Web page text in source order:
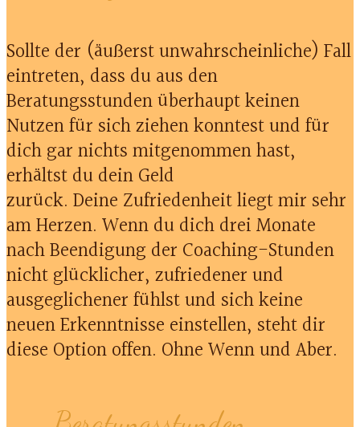
Sollte der (äußerst unwahrscheinliche) Fall
eintreten, dass du aus den
Beratungsstunden überhaupt keinen
Nutzen für sich ziehen konntest und für
dich gar nichts mitgenommen hast,
erhältst du dein Geld
zurück. Deine Zufriedenheit liegt mir sehr
am Herzen. Wenn du dich drei Monate
nach Beendigung der Coaching-Stunden
nicht glücklicher, zufriedener und
ausgeglichener fühlst und sich keine
neuen Erkenntnisse einstellen, steht dir
diese Option offen. Ohne Wenn und Aber.